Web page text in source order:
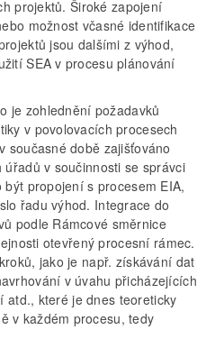
projektů. Široké zapojení
možnost včasné identifikace
jsou dalšími z výhod,
SEA v procesu plánování
je zohlednění požadavků
v povolovacích procesech
současné době zajišťováno
v součinnosti se správci
propojení s procesem EIA,
řadu výhod. Integrace do
podle Rámcové směrnice
otevřený procesní rámec.
jako je např. získávání dat
v úvahu přicházejících
atd., které je dnes teoreticky
v každém procesu, tedy